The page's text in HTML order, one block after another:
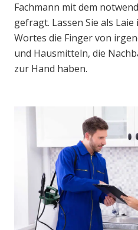
Fachmann mit dem
gefragt. Lassen Sie als
Wortes die Finger von
und Hausmitteln, die
zur Hand haben.